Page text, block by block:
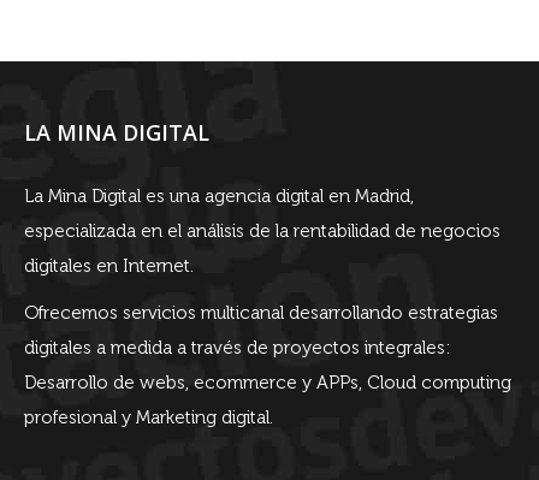
LA MINA DIGITAL
La Mina Digital es una agencia digital en Madrid,
especializada en el análisis de la rentabilidad de negocios
digitales en Internet.
Ofrecemos servicios multicanal desarrollando estrategias
digitales a medida a través de proyectos integrales:
Desarrollo de webs, ecommerce y APPs, Cloud computing
profesional y Marketing digital.